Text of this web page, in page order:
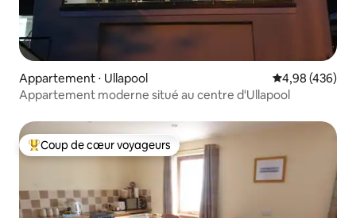
Appartement ⋅ Ullapool Évaluation
4,98 (436)
Appartement moderne situé au centre d'Ullapool
Coups de cœur voyageurs les plus appréciés
Coup de cœur voyageurs